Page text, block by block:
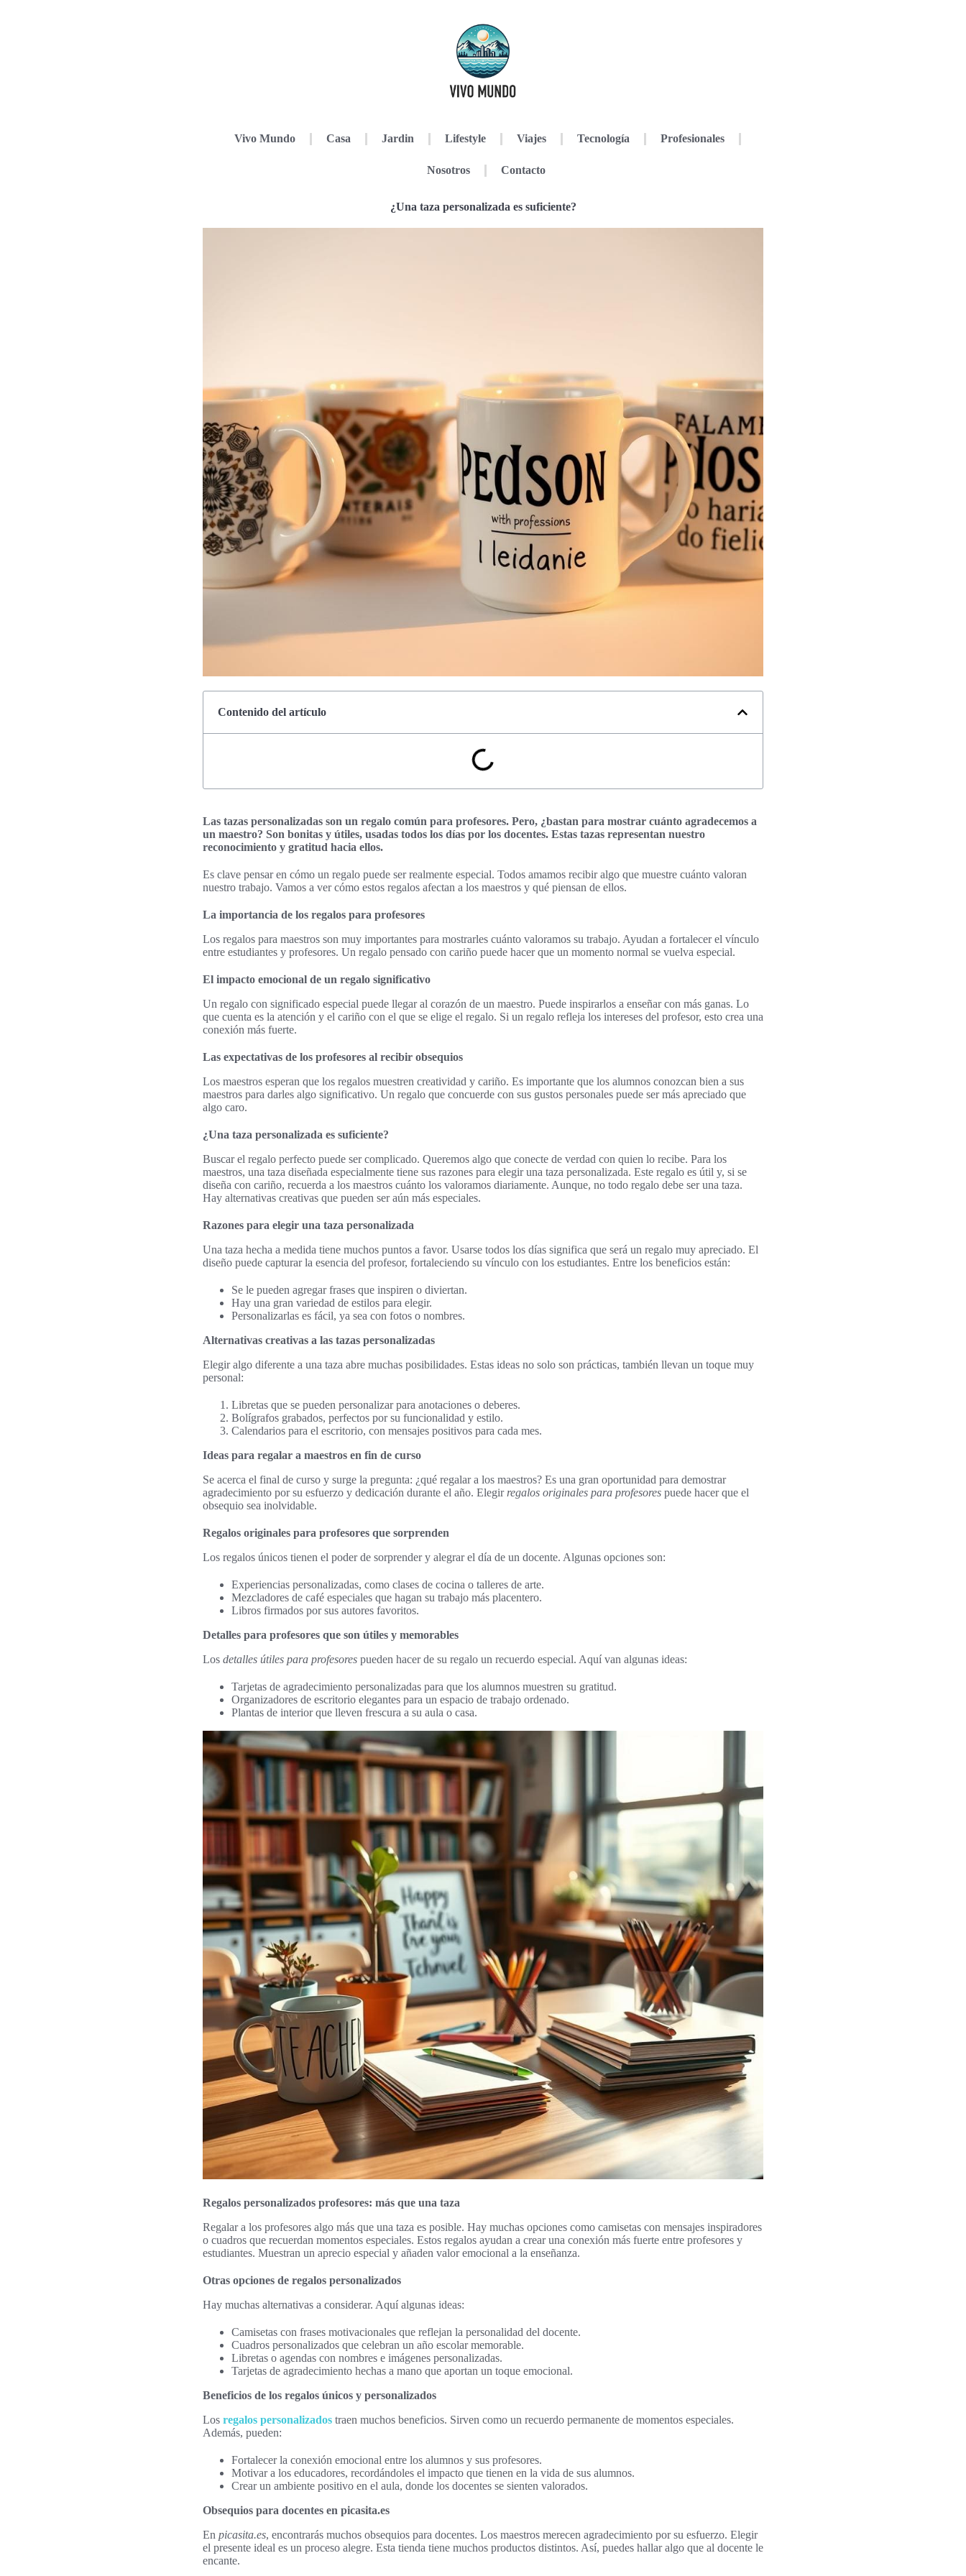
Vivo Mundo Casa Jardin Lifestyle Viajes Tecnología Profesionales
Nosotros Contacto
¿Una taza personalizada es suficiente?
Contenido del artículo
Las tazas personalizadas son un regalo común para profesores. Pero, ¿bastan para mostrar cuánto agradecemos a
un maestro? Son bonitas y útiles, usadas todos los días por los docentes. Estas tazas representan nuestro
reconocimiento y gratitud hacia ellos.
Es clave pensar en cómo un regalo puede ser realmente especial. Todos amamos recibir algo que muestre cuánto valoran
nuestro trabajo. Vamos a ver cómo estos regalos afectan a los maestros y qué piensan de ellos.
La importancia de los regalos para profesores
Los regalos para maestros son muy importantes para mostrarles cuánto valoramos su trabajo. Ayudan a fortalecer el vínculo
entre estudiantes y profesores. Un regalo pensado con cariño puede hacer que un momento normal se vuelva especial.
El impacto emocional de un regalo significativo
Un regalo con significado especial puede llegar al corazón de un maestro. Puede inspirarlos a enseñar con más ganas. Lo
que cuenta es la atención y el cariño con el que se elige el regalo. Si un regalo refleja los intereses del profesor, esto crea una
conexión más fuerte.
Las expectativas de los profesores al recibir obsequios
Los maestros esperan que los regalos muestren creatividad y cariño. Es importante que los alumnos conozcan bien a sus
maestros para darles algo significativo. Un regalo que concuerde con sus gustos personales puede ser más apreciado que
algo caro.
¿Una taza personalizada es suficiente?
Buscar el regalo perfecto puede ser complicado. Queremos algo que conecte de verdad con quien lo recibe. Para los
maestros, una taza diseñada especialmente tiene sus razones para elegir una taza personalizada. Este regalo es útil y, si se
diseña con cariño, recuerda a los maestros cuánto los valoramos diariamente. Aunque, no todo regalo debe ser una taza.
Hay alternativas creativas que pueden ser aún más especiales.
Razones para elegir una taza personalizada
Una taza hecha a medida tiene muchos puntos a favor. Usarse todos los días significa que será un regalo muy apreciado. El
diseño puede capturar la esencia del profesor, fortaleciendo su vínculo con los estudiantes. Entre los beneficios están:
Se le pueden agregar frases que inspiren o diviertan.
Hay una gran variedad de estilos para elegir.
Personalizarlas es fácil, ya sea con fotos o nombres.
Alternativas creativas a las tazas personalizadas
Elegir algo diferente a una taza abre muchas posibilidades. Estas ideas no solo son prácticas, también llevan un toque muy
personal:
Libretas que se pueden personalizar para anotaciones o deberes.
Bolígrafos grabados, perfectos por su funcionalidad y estilo.
Calendarios para el escritorio, con mensajes positivos para cada mes.
Ideas para regalar a maestros en fin de curso
Se acerca el final de curso y surge la pregunta: ¿qué regalar a los maestros? Es una gran oportunidad para demostrar
agradecimiento por su esfuerzo y dedicación durante el año. Elegir regalos originales para profesores puede hacer que el
obsequio sea inolvidable.
Regalos originales para profesores que sorprenden
Los regalos únicos tienen el poder de sorprender y alegrar el día de un docente. Algunas opciones son:
Experiencias personalizadas, como clases de cocina o talleres de arte.
Mezcladores de café especiales que hagan su trabajo más placentero.
Libros firmados por sus autores favoritos.
Detalles para profesores que son útiles y memorables
Los detalles útiles para profesores pueden hacer de su regalo un recuerdo especial. Aquí van algunas ideas:
Tarjetas de agradecimiento personalizadas para que los alumnos muestren su gratitud.
Organizadores de escritorio elegantes para un espacio de trabajo ordenado.
Plantas de interior que lleven frescura a su aula o casa.
Regalos personalizados profesores: más que una taza
Regalar a los profesores algo más que una taza es posible. Hay muchas opciones como camisetas con mensajes inspiradores
o cuadros que recuerdan momentos especiales. Estos regalos ayudan a crear una conexión más fuerte entre profesores y
estudiantes. Muestran un aprecio especial y añaden valor emocional a la enseñanza.
Otras opciones de regalos personalizados
Hay muchas alternativas a considerar. Aquí algunas ideas:
Camisetas con frases motivacionales que reflejan la personalidad del docente.
Cuadros personalizados que celebran un año escolar memorable.
Libretas o agendas con nombres e imágenes personalizadas.
Tarjetas de agradecimiento hechas a mano que aportan un toque emocional.
Beneficios de los regalos únicos y personalizados
Los regalos personalizados traen muchos beneficios. Sirven como un recuerdo permanente de momentos especiales.
Además, pueden:
Fortalecer la conexión emocional entre los alumnos y sus profesores.
Motivar a los educadores, recordándoles el impacto que tienen en la vida de sus alumnos.
Crear un ambiente positivo en el aula, donde los docentes se sienten valorados.
Obsequios para docentes en picasita.es
En picasita.es, encontrarás muchos obsequios para docentes. Los maestros merecen agradecimiento por su esfuerzo. Elegir
el presente ideal es un proceso alegre. Esta tienda tiene muchos productos distintos. Así, puedes hallar algo que al docente le
encante.